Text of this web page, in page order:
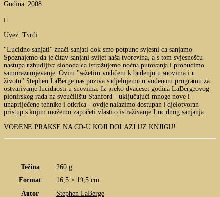
Godina: 2008.

Uvez: Tvrdi
"Lucidno sanjati" znači sanjati dok smo potpuno svjesni da sanjamo.
Spoznajemo da je čitav sanjani svijet naša tvorevina, a s tom svjesnošću
nastupa uzbudljiva sloboda da istražujemo noćna putovanja i probudimo
samorazumjevanje. Ovim "sažetim vodičem k buđenju u snovima i u
životu" Stephen LaBerge nas poziva sudjelujemo u vođenom programu za
ostvarivanje lucidnosti u snovima. Iz preko dvadeset godina LaBergeovog
pionirskog rada na sveučilištu Stanford - uključujući mnoge nove i
unaprijeđene tehnike i otkrića - ovdje nalazimo dostupan i djelotvoran
pristup s kojim možemo započeti vlastito istraživanje Lucidnog sanjanja.
VOĐENE PRAKSE NA CD-U KOJI DOLAZI UZ KNJIGU!
Težina
260 g
Format
16,5 × 19,5 cm
Autor
Stephen LaBerge